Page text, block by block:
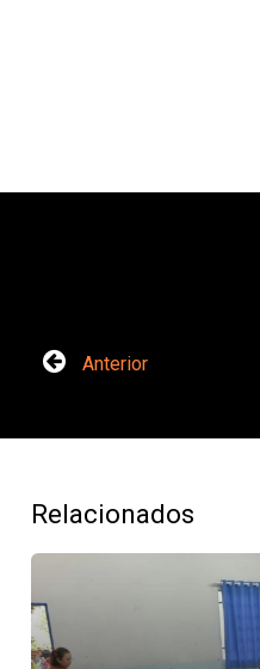
Anterior
Relacionados